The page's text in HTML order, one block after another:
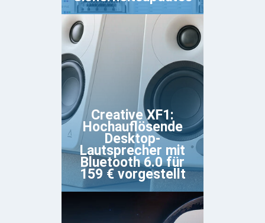
Creative XF1:
Hochauflösende
Desktop-
Lautsprecher mit
Bluetooth 6.0 für
159 € vorgestellt